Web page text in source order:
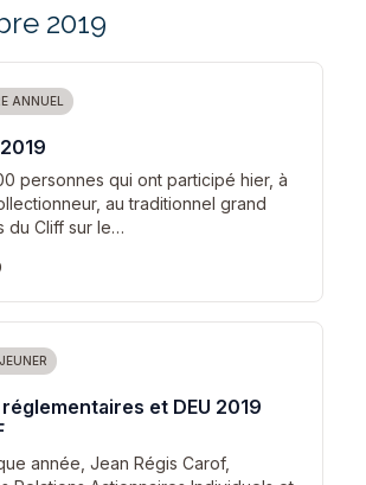
2019
ANNUEL
personnes qui ont participé hier, à
au traditionnel grand
du Cliff sur le…
et DEU 2019
année, Jean Régis Carof,